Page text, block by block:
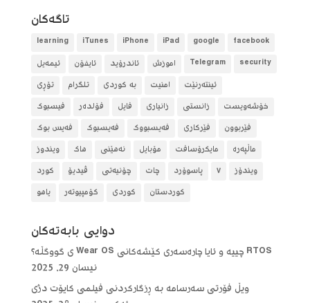
تاگه‌كان
facebook
google
iPad
iPhone
iTunes
learning
security
Telegram آموزش ئاندرۆید ئایفۆن
ئیمەیل
ئینتەرنێت
امنیت بە کوردی تلگرام
تۆڕی
خۆشەویست
زانستی زانیاری فایل فۆلده‌ر
فیسبوک
فێربوون
فێرکاری فەیسبووک فەیسبوک
فەیس بوک
ماڵپەرە
مایکرۆسافت مۆبایل نەهێنی هاک
ویندوز
ویندۆز
٧ پاسوۆرد چات چۆنیەتی ڤیدیۆ
کورد
کوردستان
کوردی کۆمپیوتەر یاهو
دوایی بابه‌ته‌كان
RTOS چییە و ئایا چارەسەری کێشەکانی Wear OS ی گووگڵە؟
نیسان 29, 2025
ویڵ فۆرتی سەرسامە بە ڕزگارکردنی فیلمی کایۆت دژی